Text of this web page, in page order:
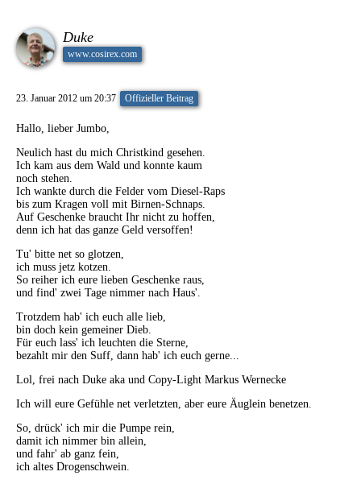
Duke
www.cosirex.com
23. Januar 2012 um 20:37 Offizieller Beitrag
Hallo, lieber Jumbo,
Neulich hast du mich Christkind gesehen.
Ich kam aus dem Wald und konnte kaum
noch stehen.
Ich wankte durch die Felder vom Diesel-Raps
bis zum Kragen voll mit Birnen-Schnaps.
Auf Geschenke braucht Ihr nicht zu hoffen,
denn ich hat das ganze Geld versoffen!
Tu' bitte net so glotzen,
ich muss jetz kotzen.
So reiher ich eure lieben Geschenke raus,
und find' zwei Tage nimmer nach Haus'.
Trotzdem hab' ich euch alle lieb,
bin doch kein gemeiner Dieb.
Für euch lass' ich leuchten die Sterne,
bezahlt mir den Suff, dann hab' ich euch gerne...
Lol, frei nach Duke aka und Copy-Light Markus Wernecke
Ich will eure Gefühle net verletzten, aber eure Äuglein benetzen.
So, drück' ich mir die Pumpe rein,
damit ich nimmer bin allein,
und fahr' ab ganz fein,
ich altes Drogenschwein.